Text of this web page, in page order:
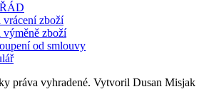
vrácení zboží
výměně zboží
od smlouvy
práva vyhradené. Vytvoril Dusan Misjak